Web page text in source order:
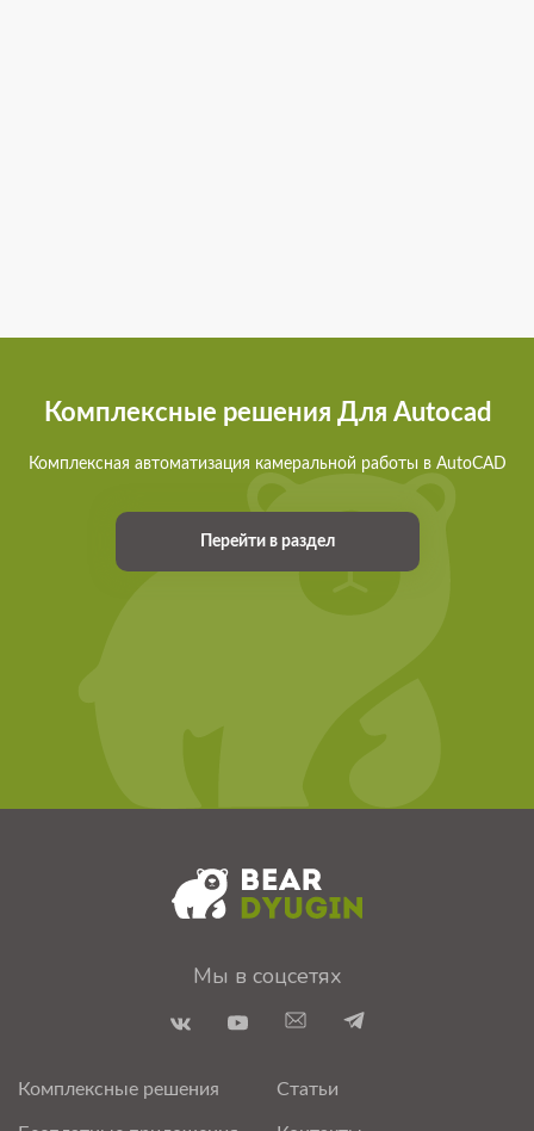
Комплексные решения Для Autocad
Комплексная автоматизация камеральной работы в AutoCAD
Перейти в раздел
Мы в соцсетях
Комплексные решения Статьи